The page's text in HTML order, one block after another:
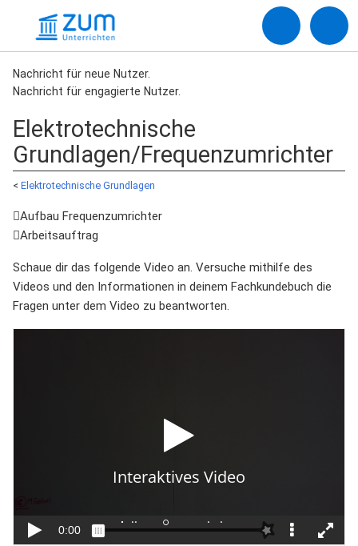
Nachricht für neue Nutzer.
Nachricht für engagierte Nutzer.
Elektrotechnische
Grundlagen/Frequenzumrichter
< Elektrotechnische Grundlagen
Aufbau Frequenzumrichter
Arbeitsauftrag
Schaue dir das folgende Video an. Versuche mithilfe des
Videos und den Informationen in deinem Fachkundebuch die
Fragen unter dem Video zu beantworten.